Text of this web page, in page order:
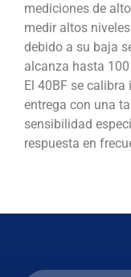
mediciones de
medir altos
debido a su baja
alcanza hasta
El 40BF se
entrega con una
sensibilidad
respuesta en